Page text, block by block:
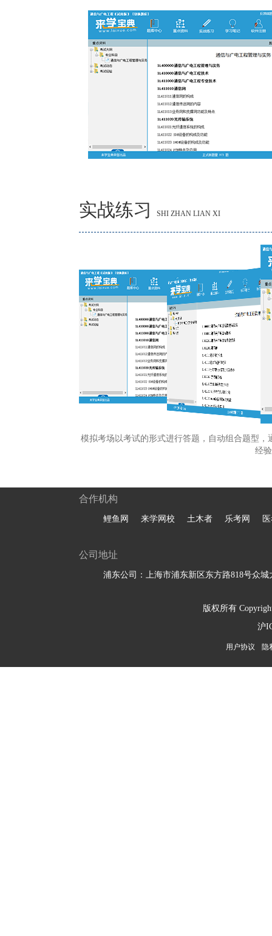
实战练习 SHI ZHAN LIAN XI
模拟考场以考试的形式进行答题，自动组合题型
经
合作机构
鲤鱼网 来学网校 土木者 乐考网
公司地址
浦东公司：上海市浦东新区东方路818号众城
版权所有
沪
用户协议 隐